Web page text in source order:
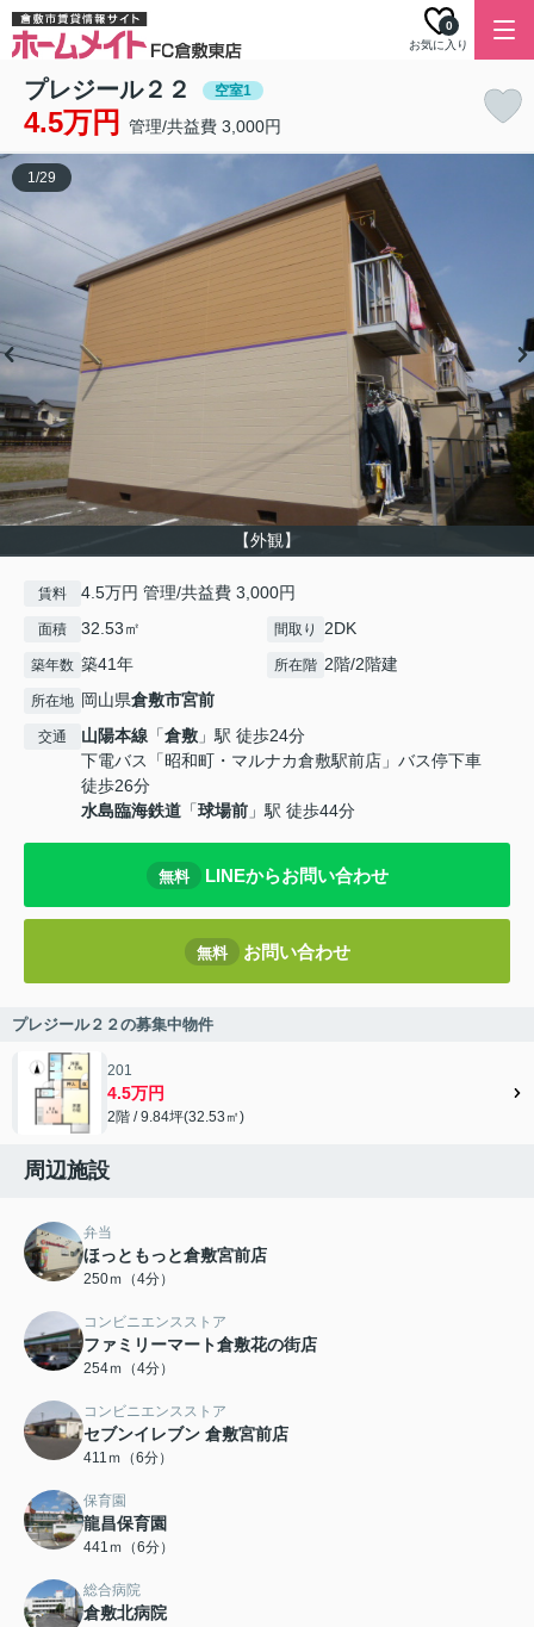
お気に入り
0
プレジール２２ 空室1
4.5万円 管理/共益費 3,000円
【外観】
1/29
賃料 4.5万円 管理/共益費 3,000円
面積 32.53㎡ 間取り 2DK
築年数 築41年 所在階 2階/2階建
所在地 岡山県倉敷市宮前
交通 山陽本線 「倉敷 」駅 徒歩24分
下電バス「昭和町・マルナカ倉敷駅前店」バス停下車
徒歩26分
水島臨海鉄道 「球場前 」駅 徒歩44分
無料 LINEからお問い合わせ
無料 お問い合わせ
プレジール２２の募集中物件
201
4.5万円
2階 / 9.84坪(32.53㎡)
周辺施設
弁当
ほっともっと倉敷宮前店
250ｍ（4分）
コンビニエンスストア
ファミリーマート倉敷花の街店
254ｍ（4分）
コンビニエンスストア
セブンイレブン 倉敷宮前店
411ｍ（6分）
保育園
龍昌保育園
441ｍ（6分）
総合病院
倉敷北病院